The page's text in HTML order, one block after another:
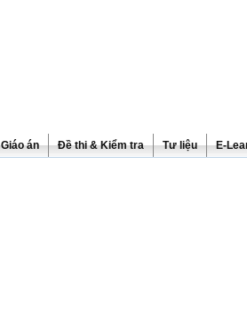
Giáo án Đề thi & Kiểm tra Tư liệu E-